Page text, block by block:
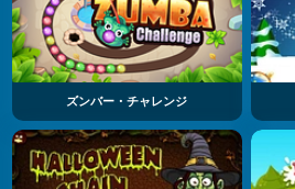
ズンバー・チャレンジ